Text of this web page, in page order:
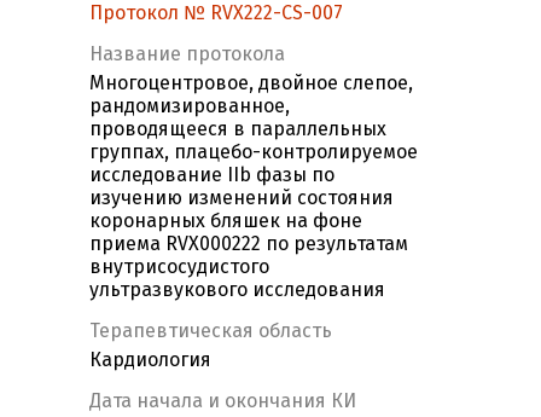
Протокол № RVX222-CS-007
Название протокола
Многоцентровое, двойное слепое,
рандомизированное,
проводящееся в параллельных
группах, плацебо-контролируемое
исследование IIb фазы по
изучению изменений состояния
коронарных бляшек на фоне
приема RVX000222 по результатам
внутрисосудистого
ультразвукового исследования
Терапевтическая область
Кардиология
Дата начала и окончания КИ